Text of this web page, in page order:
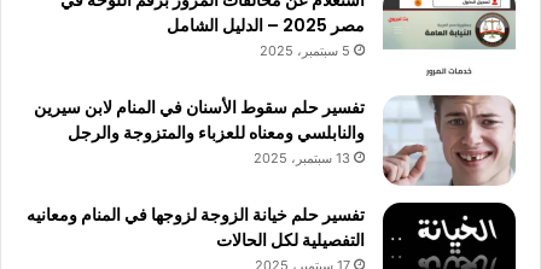
مصر 2025 – الدليل الشامل
5 سبتمبر، 2025
تفسير حلم سقوط الأسنان في المنام لابن سيرين
والنابلسي ومعناه للعزباء والمتزوجة والرجل
13 سبتمبر، 2025
تفسير حلم خيانة الزوجة لزوجها في المنام ومعانيه
التفصيلية لكل الحالات
17 سبتمبر، 2025